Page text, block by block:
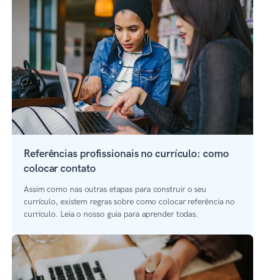
Referências profissionais no currículo: como
colocar contato
Assim como nas outras etapas para construir o seu
currículo, existem regras sobre como colocar referência no
currículo. Leia o nosso guia para aprender todas.